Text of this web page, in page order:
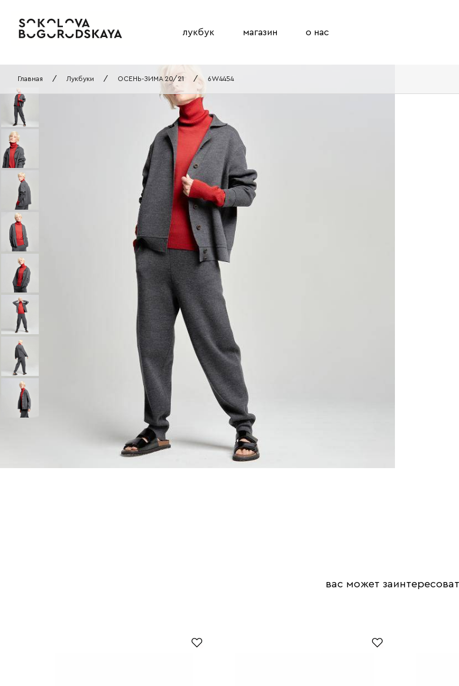
Главная / Лукбуки / ОСЕНЬ-ЗИМА 20/21 / 6W4454
лукбук магазин о нас
вас может